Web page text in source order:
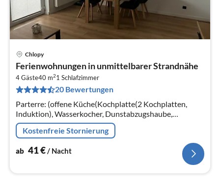
Chlopy
Ferienwohnungen in unmittelbarer Strandnähe
4 Gäste40 m21 Schlafzimmer
20 Bewertungen
Parterre: (offene Küche(Kochplatte(2 Kochplatten,
Induktion), Wasserkocher, Dunstabzugshaube,
Kühl-/Gefrierkombination),
Wohn/Esszimmer(Doppelschlafcouch, TV(Flatscreen),
Kostenfreie Stornierung
ab 41€/ Nacht